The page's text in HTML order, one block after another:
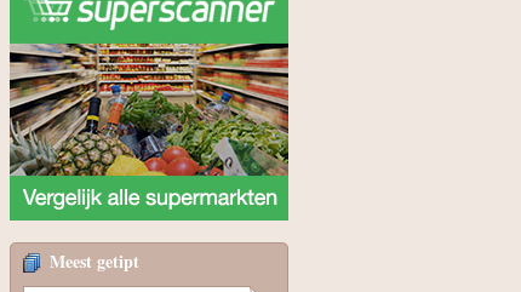
Meest getipt